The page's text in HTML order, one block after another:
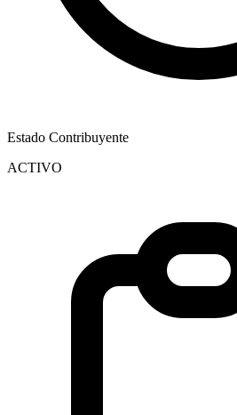
Estado Contribuyente
ACTIVO